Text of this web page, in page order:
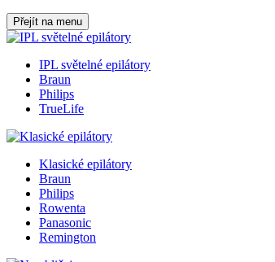
Přejít na menu
IPL světelné epilátory
Braun
Philips
TrueLife
Klasické epilátory
Braun
Philips
Rowenta
Panasonic
Remington